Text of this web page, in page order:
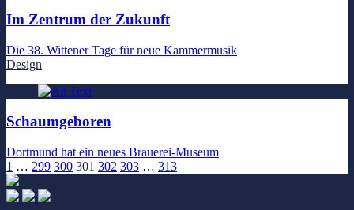
Im Zentrum der Zukunft
Die 38. Wittener Tage für neue Kammermusik
Design
Schaumgeboren
Dortmund hat ein neues Brauerei-Museum
1 … 299 300 301 302 303 … 313